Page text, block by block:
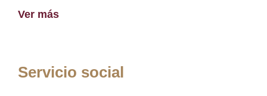
Ver más
Servicio social